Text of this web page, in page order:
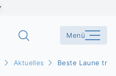
Menü
Aktuelles Beste Laune